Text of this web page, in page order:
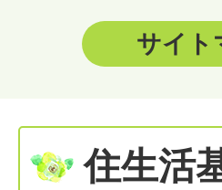
サイト
住生活